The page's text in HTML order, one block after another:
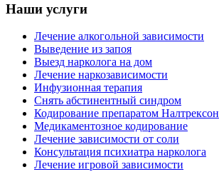
Наши услуги
Лечение алкогольной зависимости
Выведение из запоя
Выезд нарколога на дом
Лечение наркозависимости
Инфузионная терапия
Снять абстинентный синдром
Кодирование препаратом Налтрексон
Медикаментозное кодирование
Лечение зависимости от соли
Консультация психиатра нарколога
Лечение игровой зависимости